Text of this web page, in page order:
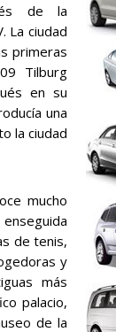
de la
La ciudad
primeras
Tilburg
en su
una
la ciudad
mucho
de tenis,
y
más
palacio,
de la